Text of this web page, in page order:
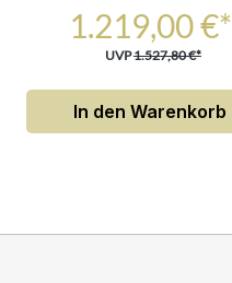
1.219,00 €*
UVP1.527,80 €*
In den Warenkorb